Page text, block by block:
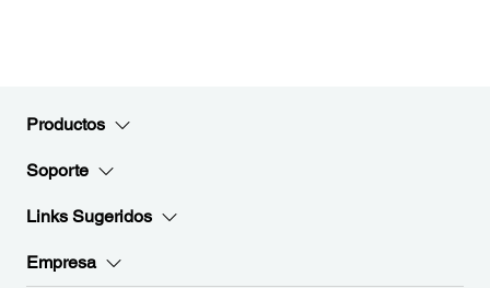
Productos
Soporte
Links Sugeridos
Empresa